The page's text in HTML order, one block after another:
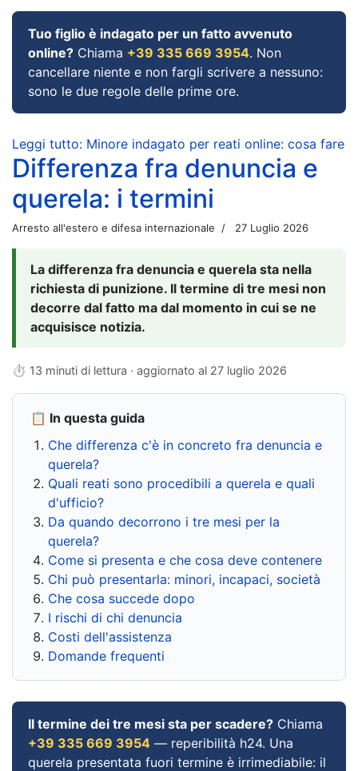
Tuo figlio è indagato per un fatto avvenuto
online? Chiama +39 335 669 3954. Non
cancellare niente e non fargli scrivere a nessuno:
sono le due regole delle prime ore.
Leggi tutto: Minore indagato per reati online: cosa fare
Differenza fra denuncia e
querela: i termini
Arresto all'estero e difesa internazionale 27 Luglio 2026
La differenza fra denuncia e querela sta nella
richiesta di punizione. Il termine di tre mesi non
decorre dal fatto ma dal momento in cui se ne
acquisisce notizia.
⏱ 13 minuti di lettura · aggiornato al 27 luglio 2026
📋 In questa guida
Che differenza c'è in concreto fra denuncia e
querela?
Quali reati sono procedibili a querela e quali
d'ufficio?
Da quando decorrono i tre mesi per la
querela?
Come si presenta e che cosa deve contenere
Chi può presentarla: minori, incapaci, società
Che cosa succede dopo
I rischi di chi denuncia
Costi dell'assistenza
Domande frequenti
Il termine dei tre mesi sta per scadere? Chiama
+39 335 669 3954 — reperibilità h24. Una
querela presentata fuori termine è irrimediabile: il